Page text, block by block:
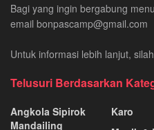
Bagi yang ingin bergabung
email bonpascamp@gmail.com
Untuk informasi lebih lanjut,
Telusuri Berdasarkan
Angkola Sipirok
Mandailing
Karo